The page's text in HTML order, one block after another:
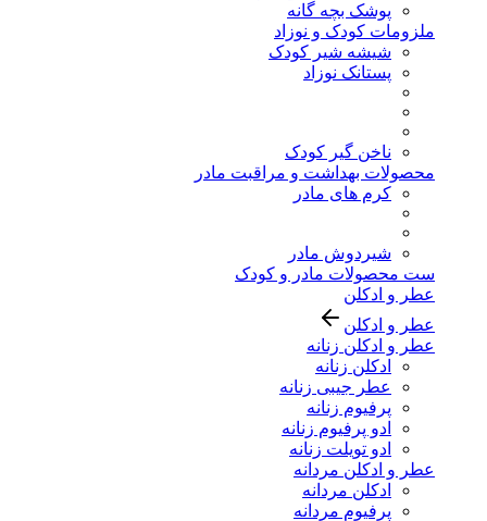
پوشک بچه گانه
ملزومات کودک و نوزاد
شیشه شیر کودک
پستانک نوزاد
ناخن گیر کودک
محصولات بهداشت و مراقبت مادر
کرم های مادر
شیردوش مادر
ست محصولات مادر و کودک
عطر و ادکلن
عطر و ادکلن
عطر و ادکلن زنانه
ادکلن زنانه
عطر جیبی زنانه
پرفیوم زنانه
ادو پرفیوم زنانه
ادو تویلت زنانه
عطر و ادکلن مردانه
ادکلن مردانه
پرفیوم مردانه